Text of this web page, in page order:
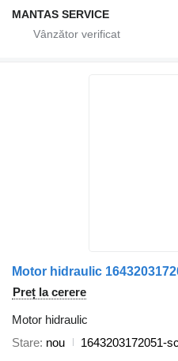
MANTAS SERVICE
Preț la cerere
Motor hidraulic
Stare nou
1643203172051-